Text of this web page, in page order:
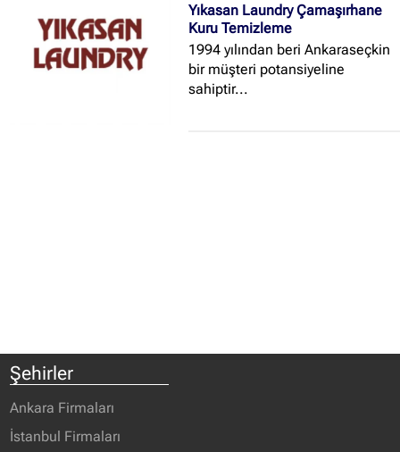
Yıkasan Laundry Çamaşırhane
Kuru Temizleme
1994 yılından beri Ankaraseçkin
bir müşteri potansiyeline
sahiptir...
Şehirler
Ankara Firmaları
İstanbul Firmaları